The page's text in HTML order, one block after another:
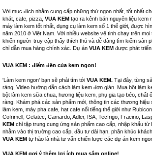
Với mục đích nhằm cung cấp những thứ ngon nhất, tốt nhất
khát, cafe, pizza, VUA KEM tạo ra kênh bán nguyên liệu kem
máy làm kem tốt nhất, dụng cụ làm kem số 1 thế giới, được
năm 2010 ở Việt Nam. Với nhiều website vệ tinh chạy trên mọi
khiến người truy cập thấy thích thú và dễ dàng tìm kiếm sản
chỉ dẫn mua hàng chính xác. Dự án VUA KEM được phát
VUA KEM : điểm đến của kem ngon!
'Làm kem ngon' bạn sẽ phải tìm tới VUA KEM. Tại đây, từng
ràng, Video hướng dẫn cách làm kem đơn giản. Mua bột làm
bột làm kem sữa chua, hương liệu kem, phụ gia tạo béo, chất
ràng. Khám phá các sản phẩm mới, thông tin các thương hiệu
làm kem, máy pha cafe, hạt cafe nổi tiếng thế giới như
Cofrimell, Gelatec, Camardo, Adler, ISA, Tecfrigo, Fracino,
KEM chỉ tập trung cung ứng sản phẩm cao cấp, nhập khẩu từ
nhằm vào thị trường cao cấp, đầu tư dài hạn, phân khúc
VUA KEM tự hào là nhà tư vấn chiến lược các dự án kem
VUA KEM gợi ý thêm lợi ích mua sắm online!